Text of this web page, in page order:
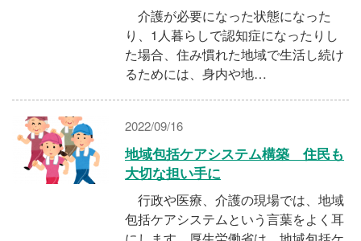
介護が必要になった状態になった
り、1人暮らしで認知症になったりし
た場合、住み慣れた地域で生活し続け
るためには、身内や地…
2022/09/16
地域包括ケアシステム構築 住民も
大切な担い手に
行政や医療、介護の現場では、地域
包括ケアシステムという言葉をよく耳